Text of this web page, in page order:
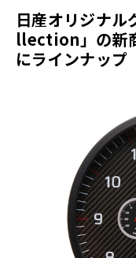
日産オリジナ
llection」の新
にラインナップ